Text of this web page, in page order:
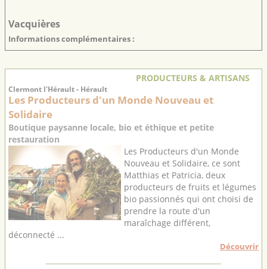
Vacquières
Informations complémentaires :
PRODUCTEURS & ARTISANS
Clermont l'Hérault - Hérault
Les Producteurs d'un Monde Nouveau et
Solidaire
Boutique paysanne locale, bio et éthique et petite
restauration
Les Producteurs d'un Monde
Nouveau et Solidaire, ce sont
Matthias et Patricia, deux
producteurs de fruits et légumes
bio passionnés qui ont choisi de
prendre la route d'un
maraîchage différent,
déconnecté ...
Découvrir